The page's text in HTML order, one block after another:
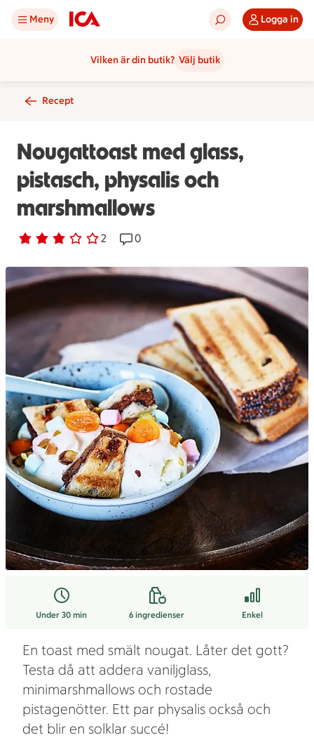
Meny Logga in
Vilken är din butik? Välj butik
Recept
Nougattoast med glass,
pistasch, physalis och
marshmallows
Betyg 3 av 5. 2
2 personer har röstatReceptet har 0 kommentarer
0
Under 30 min 6ingredienser Enkel
En toast med smält nougat. Låter det gott?
Testa då att addera vaniljglass,
minimarshmallows och rostade
pistagenötter. Ett par physalis också och
det blir en solklar succé!